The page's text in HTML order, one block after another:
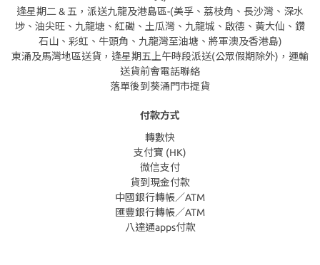
逢星期二 & 五，派送九龍及港島區-(美孚、荔枝角、長沙灣、深水
埗、油尖旺、九龍塘、紅磡、土瓜灣、九龍城、啟德、黃大仙、鑽
石山、彩虹、牛頭角、九龍灣至油塘、將軍澳及香港島)
東涌及馬灣地區送貨，逢星期五上午時段派送(公眾假期除外)，運輸
送貨前會電話聯絡
落單後到葵涌門市提貨
付款方式
轉數快
支付寶 (HK)
微信支付
貨到現金付款
中國銀行轉帳／ATM
匯豐銀行轉帳／ATM
八達通apps付款